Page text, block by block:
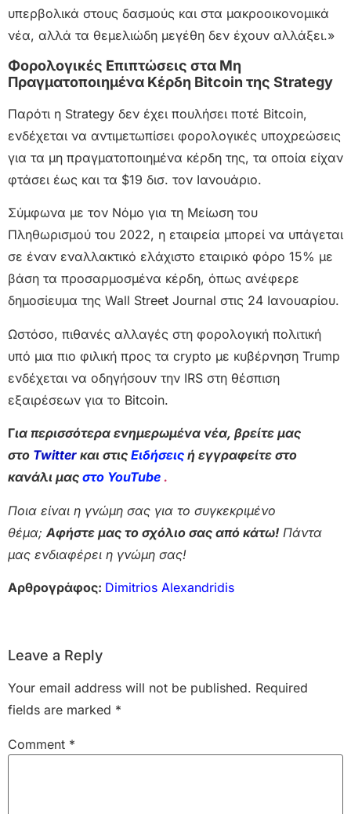
υπερβολικά στους δασμούς και στα μακροοικονομικά
νέα, αλλά τα θεμελιώδη μεγέθη δεν έχουν αλλάξει.»
Φορολογικές Επιπτώσεις στα Μη
Πραγματοποιημένα Κέρδη Bitcoin της Strategy
Παρότι η Strategy δεν έχει πουλήσει ποτέ Bitcoin,
ενδέχεται να αντιμετωπίσει φορολογικές υποχρεώσεις
για τα μη πραγματοποιημένα κέρδη της, τα οποία είχαν
φτάσει έως και τα $19 δισ. τον Ιανουάριο.
Σύμφωνα με τον Νόμο για τη Μείωση του
Πληθωρισμού του 2022, η εταιρεία μπορεί να υπάγεται
σε έναν εναλλακτικό ελάχιστο εταιρικό φόρο 15% με
βάση τα προσαρμοσμένα κέρδη, όπως ανέφερε
δημοσίευμα της Wall Street Journal στις 24 Ιανουαρίου.
Ωστόσο, πιθανές αλλαγές στη φορολογική πολιτική
υπό μια πιο φιλική προς τα crypto με κυβέρνηση Trump
ενδέχεται να οδηγήσουν την IRS στη θέσπιση
εξαιρέσεων για το Bitcoin.
Για περισσότερα ενημερωμένα νέα, βρείτε μας
στο Twitter και στις Ειδήσεις ή εγγραφείτε στο
κανάλι μας στο YouTube .
Ποια είναι η γνώμη σας για το συγκεκριμένο
θέμα; Αφήστε μας το σχόλιο σας από κάτω! Πάντα
μας ενδιαφέρει η γνώμη σας!
Αρθρογράφος: Dimitrios Alexandridis
Leave a Reply
Your email address will not be published. Required
fields are marked *
Comment *